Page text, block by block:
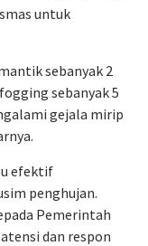
untuk
sebanyak 2
sebanyak 5
gejala mirip
efektif
penghujan.
Pemerintah
dan respon